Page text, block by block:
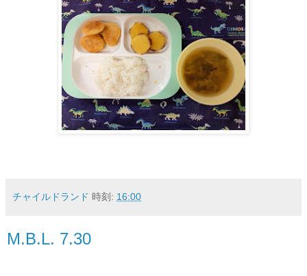
チャイルドランド 時刻: 16:00
M.B.L. 7.30